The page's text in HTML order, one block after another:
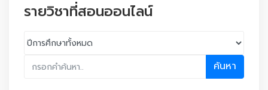
รายวิชาที่สอนออนไลน์
ค้นหา